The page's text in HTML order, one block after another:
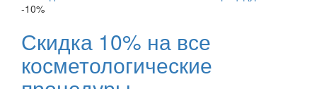
-10%
Скидка 10% на все
косметологические